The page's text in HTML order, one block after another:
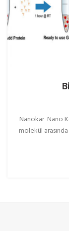
Nanokar Nano
molekül